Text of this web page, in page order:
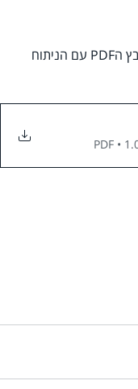
אני מצרף לכם את קובץ הPDF עם הניתוח